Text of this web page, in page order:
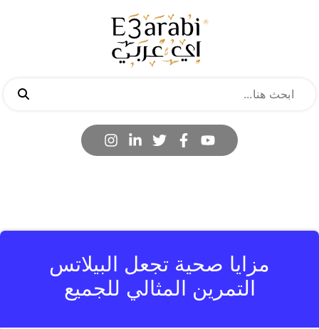
مزايا صحية تجعل البيلاتس
التمرين المثالي للجميع